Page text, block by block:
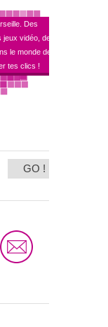
Des
vidéo, des
le monde de
tes clics !